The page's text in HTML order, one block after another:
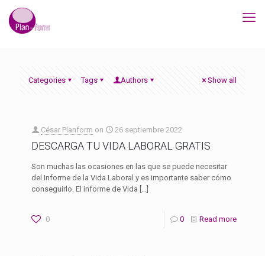
Categories Tags Authors Show all
César Planform on 26 septiembre 2022
DESCARGA TU VIDA LABORAL GRATIS
Son muchas las ocasiones en las que se puede necesitar
del Informe de la Vida Laboral y es importante saber cómo
conseguirlo. El informe de Vida […]
0 0 Read more